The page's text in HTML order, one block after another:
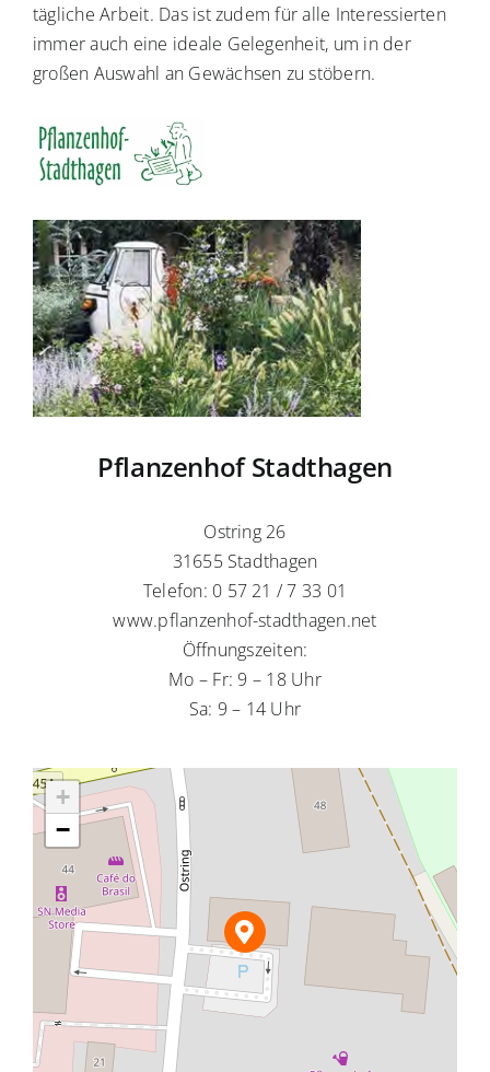
tägliche Arbeit. Das ist zudem für alle Interessierten
immer auch eine ideale Gelegenheit, um in der
großen Auswahl an Gewächsen zu stöbern.
Pflanzenhof Stadthagen
Ostring 26
31655 Stadthagen
Telefon: 0 57 21 / 7 33 01
www.pflanzenhof-stadthagen.net
Öffnungszeiten:
Mo – Fr: 9 – 18 Uhr
Sa: 9 – 14 Uhr
+
−